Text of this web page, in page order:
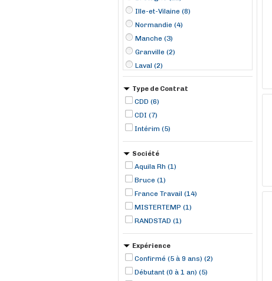
Ille-et-Vilaine (8)
Normandie (4)
Manche (3)
Granville (2)
Laval (2)
Saint-Brice-en-Coglès (2)
Allaire (1)
Bédée (1)
Chartres-de-Bretagne (1)
Guichen (1)
Type de Contrat
CDD (6)
CDI (7)
Intérim (5)
Société
Aquila Rh (1)
Bruce (1)
France Travail (14)
MISTERTEMP (1)
RANDSTAD (1)
Expérience
Confirmé (5 à 9 ans) (2)
Débutant (0 à 1 an) (5)